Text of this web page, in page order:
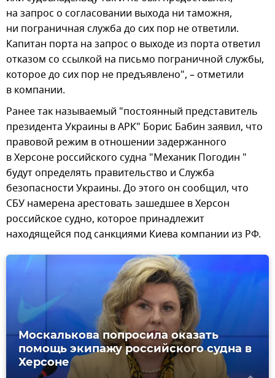
на запрос о согласовании выхода ни таможня,
ни пограничная служба до сих пор не ответили.
Капитан порта на запрос о выходе из порта ответил
отказом со ссылкой на письмо пограничной службы,
которое до сих пор не предъявлено", – отметили
в компании.
Ранее так называемый "постоянный представитель
президента Украины в АРК" Борис Бабин заявил, что
правовой режим в отношении задержанного
в Херсоне российского судна "Механик Погодин "
будут определять правительство и Служба
безопасности Украины. До этого он сообщил, что
СБУ намерена арестовать зашедшее в Херсон
российское судно, которое принадлежит
находящейся под санкциями Киева компании из РФ.
Москалькова попросила оказать
помощь экипажу российского судна в
Херсоне